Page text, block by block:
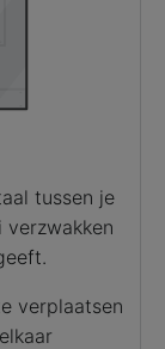
tussen je
verplaatsen